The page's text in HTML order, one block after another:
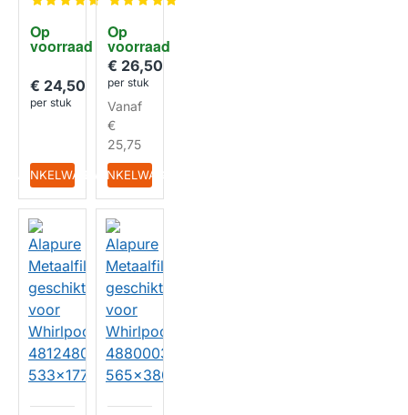
Op
voorraad
kt voor
ool
480122
327x17
7x9mm
€ 24,50
per stuk
IN WINKELWAGEN
HUISMERK
Op
voorraad
kt voor
ool
481248
058332
275x21
7x8mm
€ 26,50
per stuk
Vanaf
€
25,75
IN WINKELWAGEN